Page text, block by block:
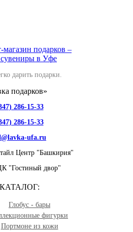
дарить подарки.
подарков»
286-15-33
286-15-33
ufa.ru
Центр "Башкирия"
"Гостиный двор"
КАТАЛОГ:
Глобус - бары
фигурки
Портмоне из кожи